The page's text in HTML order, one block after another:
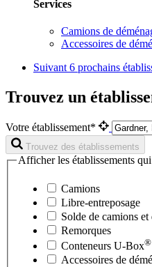
Services
Camions de
Accessoires de
Suivant 6 prochains
Trouvez un
Votre établissement*
Trouvez des établissements
Afficher les établissements
Camions
Libre-entreposage
Solde de camions et
Remorques
Conteneurs U-Box®
Accessoires de